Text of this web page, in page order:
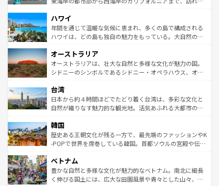
ば市内交通費無料で観光を楽しむこともできる。 なお、新
着のスイス情報はコンテンツ一覧 を参照してほしい。
のような巨大都市は、観光、ショッピング、エンターテイ
ンメントが詰まった刺激的なスポットだ。一方、アメリカ
西部には大自然が広がり、グランドキャニオンやイエロー
部のニューオーリンズでは、音楽と美食が融合した独特の
文化が魅力。旅行者はアメリカの各地域で異なる魅力を楽
しみながら、その多様性と豊かな歴史を感じることができ
ならではの贅沢な旅のスタイルだ。 なお、新着のアメリカ
情報はコンテンツ一覧を参照してほしい。
ハワイ
年間を通じて温暖な気候に恵まれ、多くの島で構成される
ハワイは、どの島も独自の魅力をもっている。大自然の神
ワイ島は見逃せない。また、定番の観光地といえばオアフ
島だが、静かな自然を求めるならマウイ島やカウアイ島が
おすすめ。エメラルドグリーンに輝く海をはじめ、豊かな
れるおもてなしの心で訪れる人々を迎えてくれるハワイの
人々、おいしいローカルフードやハワイアンミュージッ
ク、伝統的なフラダンスなど、すべてがハワイの魅力を彩
ワイを、存分に味わってほしい。 なお、新着のハワイ情報
はコンテンツ一覧を参照してほしい。
オーストラリア
オーストラリアは、壮大な自然と多様な文化が魅力の国。
シドニーのシンボルであるシドニー・オペラハウス、オー
リアリーフや大陸中央部にそびえるウルル（エアーズロッ
ク）、タスマニアの美しい原生林やケアンズの熱帯雨林な
ど、見どころがたくさん。また、カフェやワイン、オージ
いる。アクティビティも充実しており、サーフィンやダイ
ビング、ハイキングなど、アウトドア好きにはたまらな
い。オーストラリアの多彩な魅力を存分に味わいつくそ
参照してほしい。
台湾
日本から約４時間ほどでたどり着く台湾は、多彩な文化と
自然が織りなす魅力的な観光地。活気あふれる大都市の台
ン）、静ひつな山岳地帯である台湾東部など、都市の喧騒
と山間の静けさが共存しており、訪れる人に新しい発見と
驚きをもたらしてくれる。また、奥深い台湾の食文化も魅
容にもいいと評判のスイーツなど、バラエティ豊かな料理
が味わえる。 なお、新着の台湾情報は コンテンツ一覧を参
照してほしい。
韓国
歴史ある王朝文化が残る一方で、最先端のファッションやK
-POPで世界を席巻している韓国。首都ソウルの宮殿や伝統
き、地方に足を延ばせば四季折々の自然美を楽しむことが
できる。そして、キムチや焼肉、絶品のストリートフード
まで、さまざまな韓国料理が待っている。夜には、韓国な
ベトナム
豊かな自然と多様な文化が魅力的なベトナム。南北に細長
く伸びる国土には、広大な田園風景や青々とした山々、世